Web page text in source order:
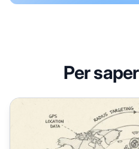
Per
Cos'è il Geotargeting?